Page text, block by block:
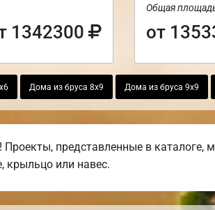
1342300
Общая
от
Дома из бруса 8х9 Дома из бруса 9х9
Проекты, представленные в
крыльцо или навес.